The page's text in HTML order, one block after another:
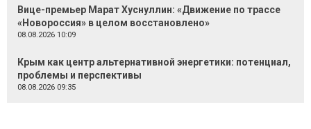
Вице-премьер Марат Хуснуллин: «Движение по трассе
«Новороссия» в целом восстановлено»
08.08.2026 10:09
Крым как центр альтернативной энергетики: потенциал,
проблемы и перспективы
08.08.2026 09:35